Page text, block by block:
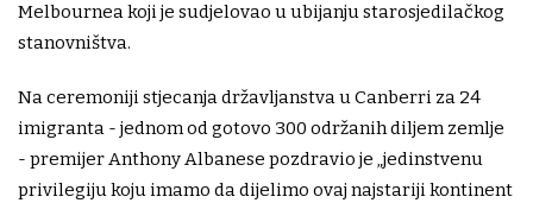
Melbournea koji je sudjelovao u ubijanju starosjedilačkog
stanovništva.
Na ceremoniji stjecanja državljanstva u Canberri za 24
imigranta - jednom od gotovo 300 održanih diljem zemlje
- premijer Anthony Albanese pozdravio je „jedinstvenu
privilegiju koju imamo da dijelimo ovaj najstariji kontinent